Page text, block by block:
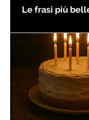
Le frasi più